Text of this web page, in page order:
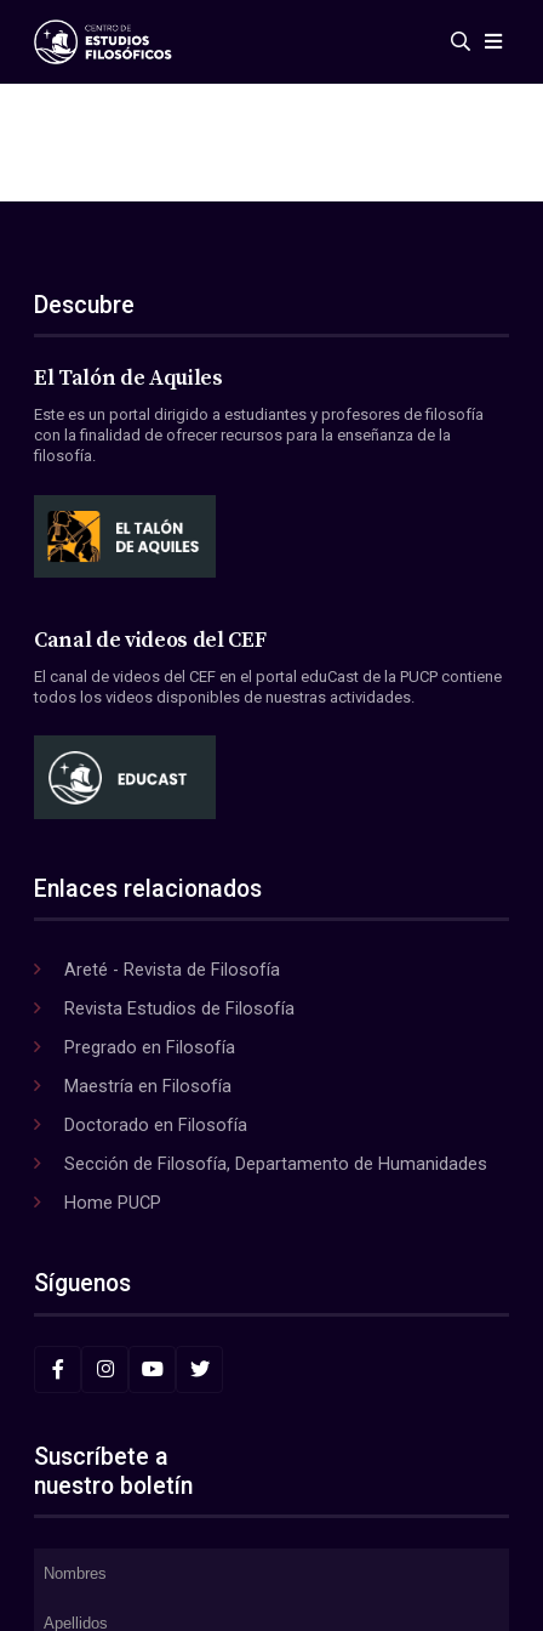
Eventos
ES
EN
Acerca de nosotros
Miembros
Convenios
Descubre
El Talón de Aquiles
Este es un portal dirigido a estudiantes y profesores de filosofía
con la finalidad de ofrecer recursos para la enseñanza de la
filosofía.
Canal de videos del CEF
El canal de videos del CEF en el portal eduCast de la PUCP contiene
todos los videos disponibles de nuestras actividades.
Enlaces relacionados
Areté - Revista de Filosofía
Revista Estudios de Filosofía
Pregrado en Filosofía
Maestría en Filosofía
Doctorado en Filosofía
Sección de Filosofía, Departamento de Humanidades
Home PUCP
Síguenos
Suscríbete a
nuestro boletín